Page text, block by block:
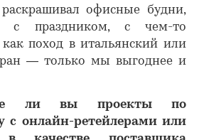
офисные будни,
с праздником, с чем-то
поход в итальянский или
— только мы выгоднее и
ли вы проекты по
с онлайн-ретейлерами или